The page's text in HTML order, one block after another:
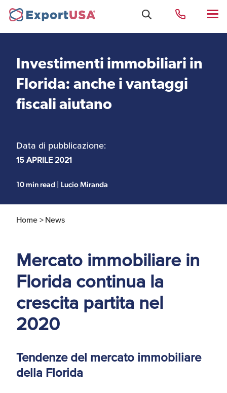
Uffici e Team Exportusa
di Rimini
ExportUSA a Bruxelles
Perchè gli Stati Uniti
New York, Corp.
ExportUSA ottiene la
licenza per richiedere
Fiscali
Visti USA
Servizi Expat Italiani
negli USA
Logistica
Investimenti immobiliari in
Florida: anche i vantaggi
fiscali aiutano
Data di pubblicazione:
15 APRILE 2021
10 min read | Lucio Miranda
Home >News
Mercato immobiliare in
Florida continua la
crescita partita nel
2020
Tendenze del mercato immobiliare
della Florida